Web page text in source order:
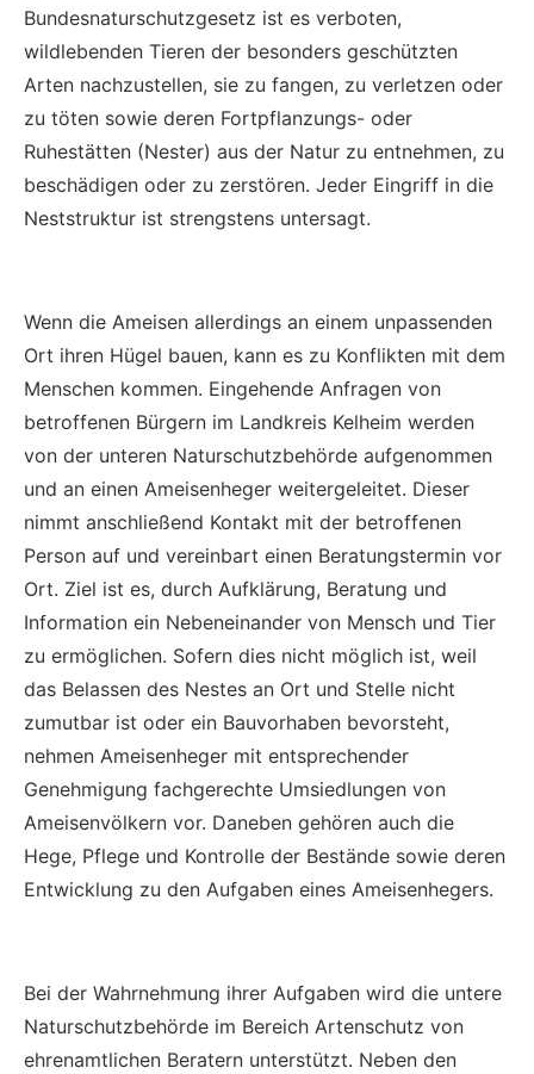
Bundesnaturschutzgesetz ist es verboten,
wildlebenden Tieren der besonders geschützten
Arten nachzustellen, sie zu fangen, zu verletzen oder
zu töten sowie deren Fortpflanzungs- oder
Ruhestätten (Nester) aus der Natur zu entnehmen, zu
beschädigen oder zu zerstören. Jeder Eingriff in die
Neststruktur ist strengstens untersagt.
Wenn die Ameisen allerdings an einem unpassenden
Ort ihren Hügel bauen, kann es zu Konflikten mit dem
Menschen kommen. Eingehende Anfragen von
betroffenen Bürgern im Landkreis Kelheim werden
von der unteren Naturschutzbehörde aufgenommen
und an einen Ameisenheger weitergeleitet. Dieser
nimmt anschließend Kontakt mit der betroffenen
Person auf und vereinbart einen Beratungstermin vor
Ort. Ziel ist es, durch Aufklärung, Beratung und
Information ein Nebeneinander von Mensch und Tier
zu ermöglichen. Sofern dies nicht möglich ist, weil
das Belassen des Nestes an Ort und Stelle nicht
zumutbar ist oder ein Bauvorhaben bevorsteht,
nehmen Ameisenheger mit entsprechender
Genehmigung fachgerechte Umsiedlungen von
Ameisenvölkern vor. Daneben gehören auch die
Hege, Pflege und Kontrolle der Bestände sowie deren
Entwicklung zu den Aufgaben eines Ameisenhegers.
Bei der Wahrnehmung ihrer Aufgaben wird die untere
Naturschutzbehörde im Bereich Artenschutz von
ehrenamtlichen Beratern unterstützt. Neben den